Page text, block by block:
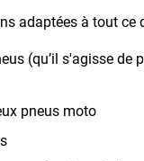
adaptées à tout ce
(qu’il s'agisse de
pneus moto